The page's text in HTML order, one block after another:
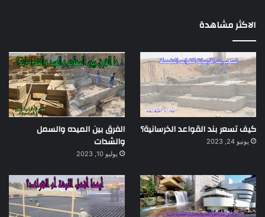
الاكثر مشاهدة
كيف تسعر بند القواعد الخرسانية؟
يونيو 24, 2023
الفرق بين الميده والسمل
والشدات
يوليو 10, 2023